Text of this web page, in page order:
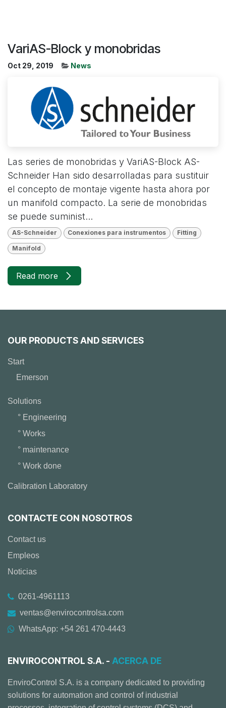
VariAS-Block y monobridas
Oct 29, 2019 News
Las series de monobridas y VariAS-Block AS-
Schneider Han sido desarrolladas para sustituir
el concepto de montaje vigente hasta ahora por
un manifold compacto. La serie de monobridas
se puede suminist...
AS-Schneider Conexiones para instrumentos Fitting
Manifold
Read more
OUR PRODUCTS AND SERVICES
Start
Emerson
Solutions
° Engineering
° Works
° maintenance
° Work done
Calibration Laboratory
CONTACTE CON NOSOTROS
Contact us
Empleos
Noticias
0261-4961113
ventas@envirocontrolsa.com
WhatsApp: +54 261 470-4443
ENVIROCONTROL S.A. - ACERCA DE
EnviroControl S.A. is a company dedicated to providing
solutions for automation and control of industrial